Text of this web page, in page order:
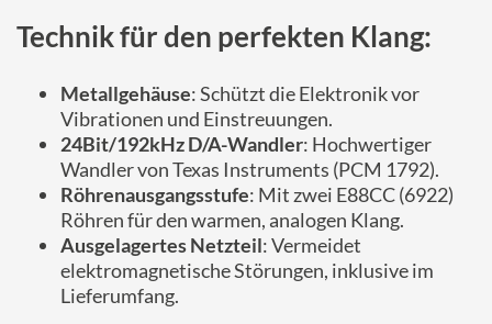
Technik für den perfekten Klang:
Metallgehäuse: Schützt die Elektronik vor
Vibrationen und Einstreuungen.
24Bit/192kHz D/A-Wandler: Hochwertiger
Wandler von Texas Instruments (PCM 1792).
Röhrenausgangsstufe: Mit zwei E88CC (6922)
Röhren für den warmen, analogen Klang.
Ausgelagertes Netzteil: Vermeidet
elektromagnetische Störungen, inklusive im
Lieferumfang.